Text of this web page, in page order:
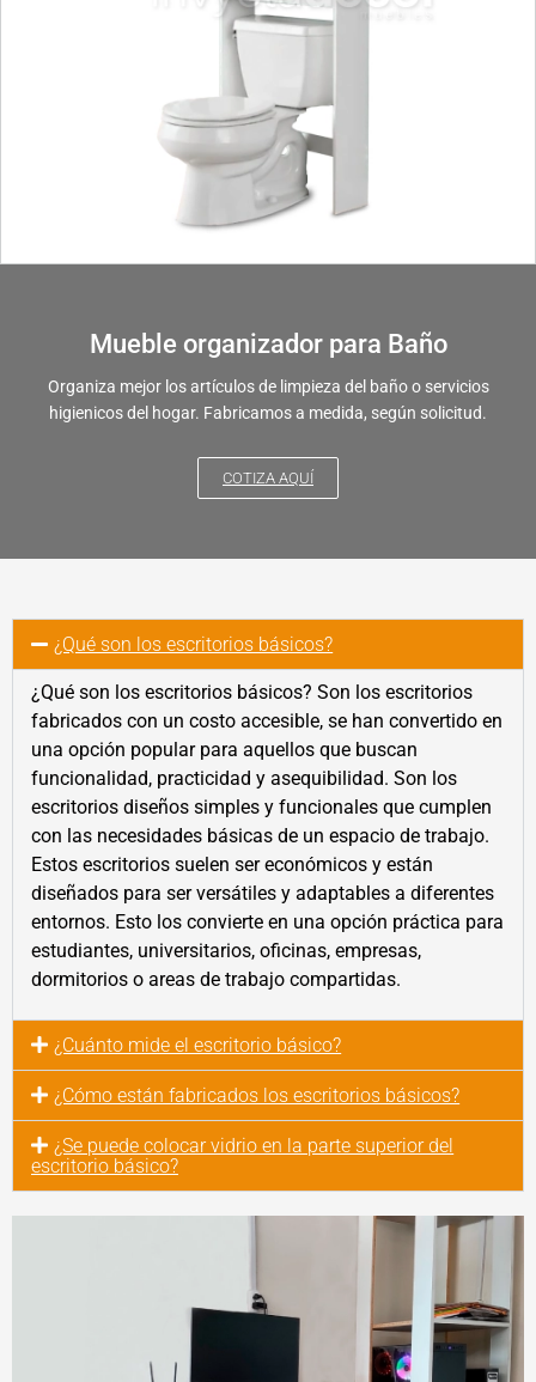
Mueble organizador para Baño
Organiza mejor los artículos de limpieza del baño o servicios
higienicos del hogar. Fabricamos a medida, según solicitud.
COTIZA AQUÍ
¿Qué son los escritorios básicos?
¿Qué son los escritorios básicos? Son los escritorios
fabricados con un costo accesible, se han convertido en
una opción popular para aquellos que buscan
funcionalidad, practicidad y asequibilidad. Son los
escritorios diseños simples y funcionales que cumplen
con las necesidades básicas de un espacio de trabajo.
Estos escritorios suelen ser económicos y están
diseñados para ser versátiles y adaptables a diferentes
entornos. Esto los convierte en una opción práctica para
estudiantes, universitarios, oficinas, empresas,
dormitorios o areas de trabajo compartidas.
¿Cuánto mide el escritorio básico?
¿Cómo están fabricados los escritorios básicos?
¿Se puede colocar vidrio en la parte superior del
escritorio básico?